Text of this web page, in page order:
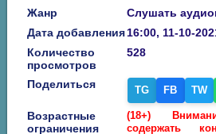
Жанр
Слушать
Дата добавления16:00, 11-10-
Количество
просмотров
528
Поделиться TG FB TW
Возрастные
ограничения
(18+)
содержать